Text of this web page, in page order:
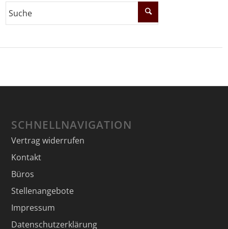
SCHNELLNAVIGATION
Vertrag widerrufen
Kontakt
Büros
Stellenangebote
Impressum
Datenschutzerklärung